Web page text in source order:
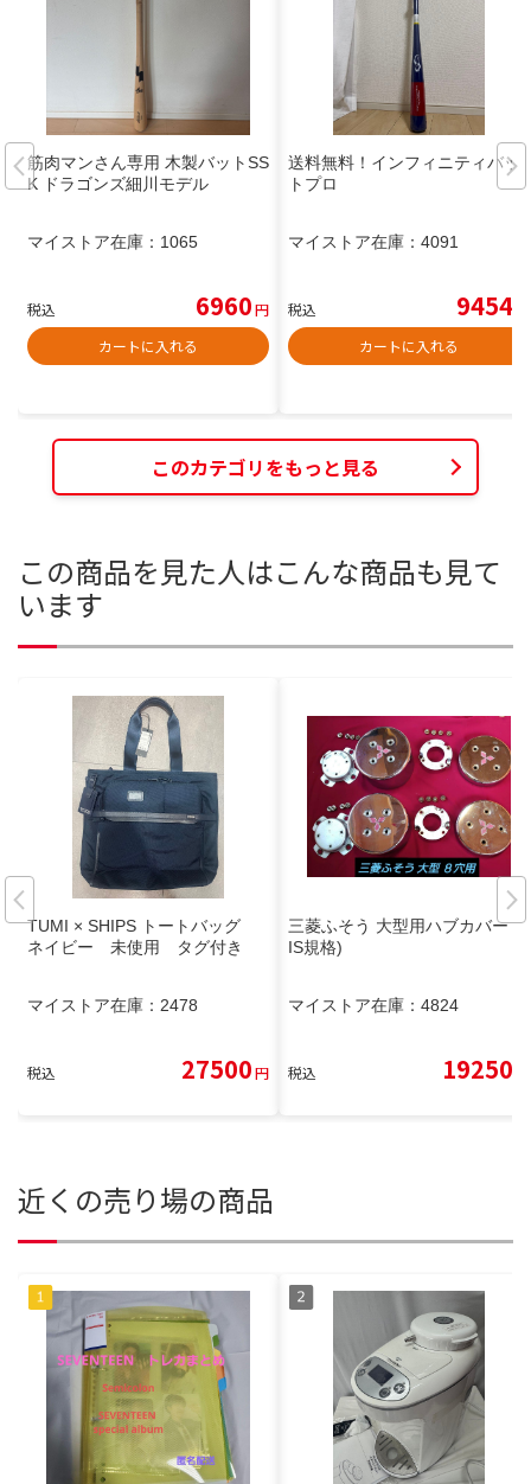
筋肉マンさん専用 木製バットSS
K ドラゴンズ細川モデル
マイストア在庫： 1065
税込 6960円
カートに入れる
送料無料！インフィニティバッ
トプロ
マイストア在庫： 4091
税込 9454
カートに入れる
このカテゴリをもっと見る
この商品を見た人はこんな商品も見て
います
TUMI × SHIPS トートバッグ
ネイビー 未使用 タグ付き
マイストア在庫： 2478
税込 27500円
三菱ふそう 大型用ハブカバー (J
IS規格)
マイストア在庫： 4824
税込 19250
近くの売り場の商品